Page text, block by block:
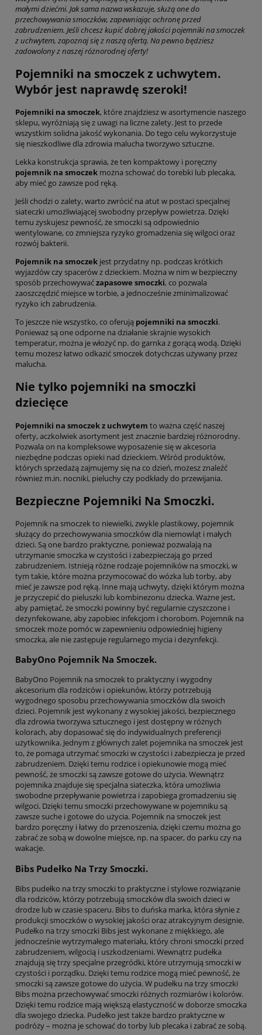
małymi dziećmi. Jak sama nazwa wskazuje, służą one do
przechowywania smoczków, zapewniając ochronę przed
zabrudzeniem. Jeśli chcesz kupić dobrej jakości pojemniki na smoczek
z uchwytem, zapoznaj się z naszą ofertą. Na pewno będziesz
zadowolony z naszej różnorodnej oferty!
Pojemniki na smoczek z uchwytem.
Wybór jest naprawdę szeroki!
Pojemniki na smoczek, które znajdziesz w asortymencie naszego
sklepu, wyróżniają się z uwagi na liczne zalety. Jest to przede
wszystkim solidna jakość wykonania. Do tego celu wykorzystuje
się nieszkodliwe dla zdrowia malucha tworzywo sztuczne.
Lekka konstrukcja sprawia, że ten kompaktowy i poręczny
pojemnik na smoczek można schować do torebki lub plecaka,
aby mieć go zawsze pod ręką.
Jeśli chodzi o zalety, warto zwrócić na atut w postaci specjalnej
siateczki umożliwiającej swobodny przepływ powietrza. Dzięki
temu zyskujesz pewność, że smoczki są odpowiednio
wentylowane, co zmniejsza ryzyko gromadzenia się wilgoci oraz
rozwój bakterii.
Pojemnik na smoczek jest przydatny np. podczas krótkich
wyjazdów czy spacerów z dzieckiem. Można w nim w bezpieczny
sposób przechowywaćzapasowe smoczki, co pozwala
zaoszczędzić miejsce w torbie, a jednocześnie zminimalizować
ryzyko ich zabrudzenia.
To jeszcze nie wszystko, co oferują pojemniki na smoczki.
Ponieważ są one odporne na działanie skrajnie wysokich
temperatur, można je włożyć np. do garnka z gorącą wodą. Dzięki
temu możesz łatwo odkazić smoczek dotychczas używany przez
malucha.
Nie tylko pojemniki na smoczki
dziecięce
Pojemniki na smoczek z uchwytem to ważna część naszej
oferty, aczkolwiek asortyment jest znacznie bardziej różnorodny.
Pozwala on na kompleksowe wyposażenie się w akcesoria
niezbędne podczas opieki nad dzieckiem. Wśród produktów,
których sprzedażą zajmujemy się na co dzień, możesz znaleźć
również m.in. nocniki, pieluchy czy podkłady do przewijania.
Bezpieczne Pojemniki Na Smoczki.
Pojemnik na smoczek to niewielki, zwykle plastikowy, pojemnik
służący do przechowywania smoczków dla niemowląt i małych
dzieci. Są one bardzo praktyczne, ponieważ pozwalają na
utrzymanie smoczka w czystości i zabezpieczają go przed
zabrudzeniem. Istnieją różne rodzaje pojemników na smoczki, w
tym takie, które można przymocować do wózka lub torby, aby
mieć je zawsze pod ręką. Inne mają uchwyty, dzięki którym można
je przyczepić do pieluszki lub kombinezonu dziecka. Ważne jest,
aby pamiętać, że smoczki powinny być regularnie czyszczone i
dezynfekowane, aby zapobiec infekcjom i chorobom. Pojemnik na
smoczek może pomóc w zapewnieniu odpowiedniej higieny
smoczka, ale nie zastępuje regularnego mycia i dezynfekcji.
BabyOno Pojemnik Na Smoczek.
BabyOno Pojemnik na smoczek to praktyczny i wygodny
akcesorium dla rodziców i opiekunów, którzy potrzebują
wygodnego sposobu przechowywania smoczków dla swoich
dzieci. Pojemnik jest wykonany z wysokiej jakości, bezpiecznego
dla zdrowia tworzywa sztucznego i jest dostępny w różnych
kolorach, aby dopasować się do indywidualnych preferencji
użytkownika. Jednym z głównych zalet pojemnika na smoczek jest
to, że pomaga utrzymać smoczki w czystości i zabezpiecza je przed
zabrudzeniem. Dzięki temu rodzice i opiekunowie mogą mieć
pewność, że smoczki są zawsze gotowe do użycia. Wewnątrz
pojemnika znajduje się specjalna siateczka, która umożliwia
swobodne przepływanie powietrza i zapobiega gromadzeniu się
wilgoci. Dzięki temu smoczki przechowywane w pojemniku są
zawsze suche i gotowe do użycia. Pojemnik na smoczek jest
bardzo poręczny i łatwy do przenoszenia, dzięki czemu można go
zabrać ze sobą w dowolne miejsce, np. na spacer, do parku czy na
wakacje.
Bibs Pudełko Na Trzy Smoczki.
Bibs pudełko na trzy smoczki to praktyczne i stylowe rozwiązanie
dla rodziców, którzy potrzebują smoczków dla swoich dzieci w
drodze lub w czasie spaceru. Bibs to duńska marka, która słynie z
produkcji smoczków o wysokiej jakości oraz atrakcyjnym designie.
Pudełko na trzy smoczki Bibs jest wykonane z miękkiego, ale
jednocześnie wytrzymałego materiału, który chroni smoczki przed
zabrudzeniem, wilgocią i uszkodzeniami. Wewnątrz pudełka
znajdują się trzy specjalne przegródki, które utrzymują smoczki w
czystości i porządku. Dzięki temu rodzice mogą mieć pewność, że
smoczki są zawsze gotowe do użycia. W pudełku na trzy smoczki
Bibs można przechowywać smoczki różnych rozmiarów i kolorów.
Dzięki temu rodzice mają większą elastyczność w doborze smoczka
dla swojego dziecka. Pudełko jest także bardzo praktyczne w
podróży – można je schować do torby lub plecaka i zabrać ze sobą.